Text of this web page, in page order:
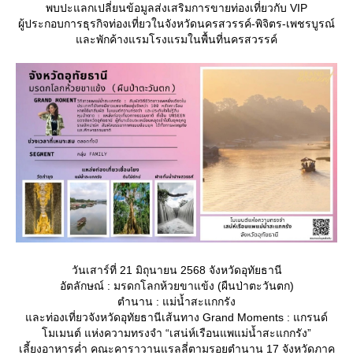
พบปะแลกเปลี่ยนข้อมูลส่งเสริมการขายท่องเที่ยวกับ VIP
ผู้ประกอบการธุรกิจท่องเที่ยวในจังหวัดนครสวรรค์-พิจิตร-เพชรบูรณ์
ละพักค้างแรมโรงแรมในพื้นที่นครสวรรค์
วันเสาร์ที่ 21 มิถุนายน 2568 จังหวัดอุทัยธานี
อัตลักษณ์ : มรดกโลกห้วยขาแข้ง (ผืนป่าตะวันตก)
ตำนาน : แม่น้ำสะแกกรัง
ละท่องเที่ยวจังหวัดอุทัยธานีเส้นทาง Grand Moments : แกรนด์
มเมนต์ แห่งความทรงจำ “เสน่ห์เรือนแพแม่น้ำสะแกกรัง”
เลี้ยงอาหารค่ำ คณะคาราวานแรลลี่ตามรอยตำนาน 17 จังหวัดภาค